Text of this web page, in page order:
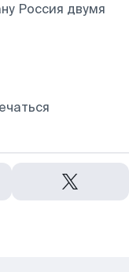
Россия двумя